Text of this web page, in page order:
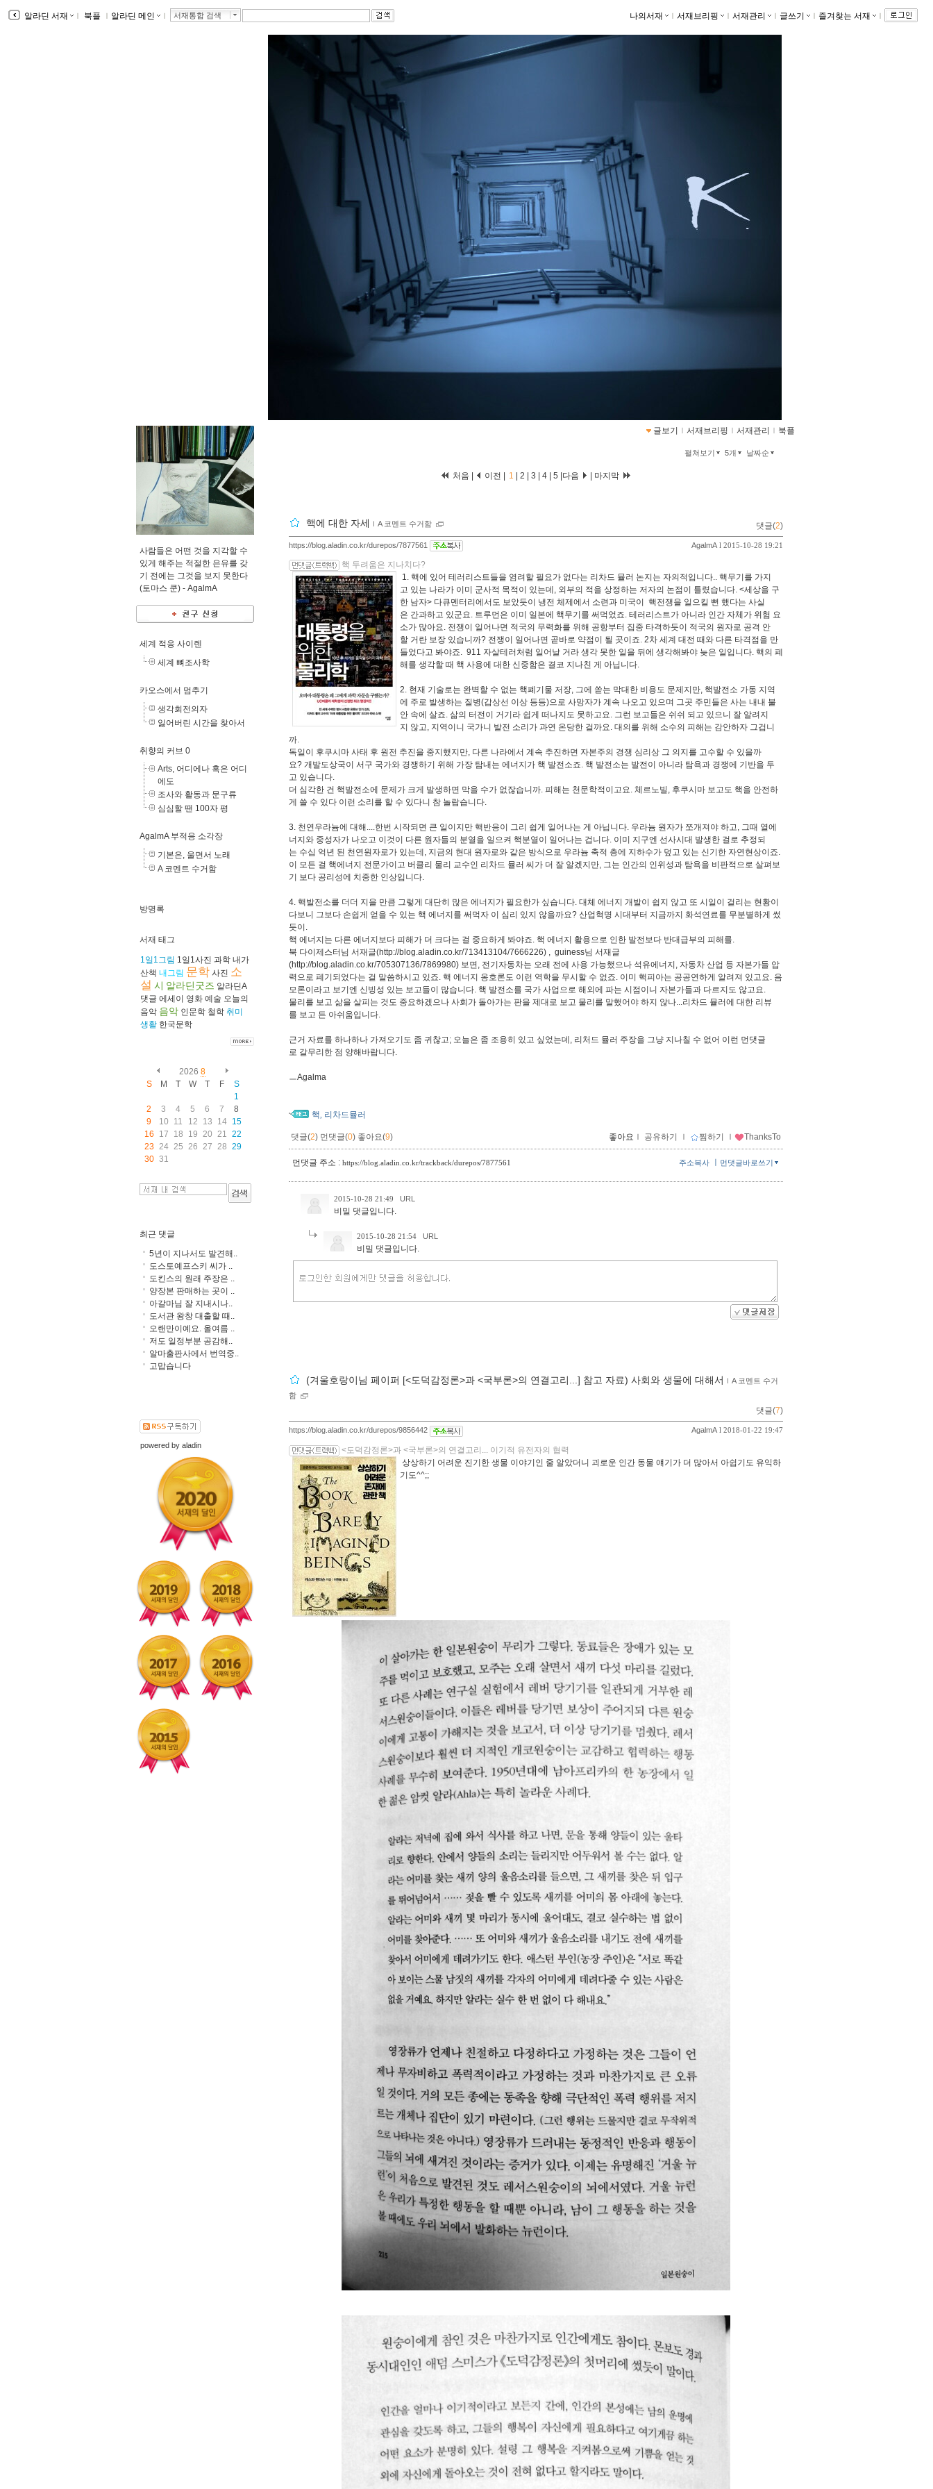
알라딘 서재 ｌ 북플 ｌ 알라딘 메인 ｌ 서재통합 검색 나의서재 ｌ 서재브리핑 ｌ 서재관리 ｌ 글쓰기 ｌ 즐겨찾는 서재 ｌ
글보기 ｌ 서재브리핑 ｌ 서재관리 ｌ 북플
펼쳐보기 5개 날짜순
처음 | 이전 | 1 2 3 4 5 다음 마지막
핵에 대한 자세 ｌ A 코멘트 수거함 댓글(2)
AgalmA l 2015-10-28 19:21
https://blog.aladin.co.kr/durepos/7877561
핵 두려움은 지나치다?
1. 핵에 있어 테러리스트들을 염려할 필요가 없다는 리차드 뮬러 논지는 자의적입니다.. 핵무기를 가지
고 있는 나라가 이미 군사적 목적이 있는데, 외부의 적을 상정하는 저자의 논점이 틀렸습니다. <세상을 구
한 남자> 다큐멘터리에서도 보았듯이 냉전 체제에서 소련과 미국이 핵전쟁을 일으킬 뻔 했다는 사실
은 간과하고 있군요. 트루먼은 이미 일본에 핵무기를 써먹었죠. 테러리스트가 아니라 인간 자체가 위험 요
소가 많아요. 전쟁이 일어나면 적국의 무력화를 위해 공항부터 집중 타격하듯이 적국의 원자로 공격 안
할 거란 보장 있습니까? 전쟁이 일어나면 곧바로 약점이 될 곳이죠. 2차 세계 대전 때와 다른 타격점을 만
들었다고 봐야죠. 911 자살테러처럼 일어날 거라 생각 못한 일을 뒤에 생각해봐야 늦은 일입니다. 핵의 폐
해를 생각할 때 핵 사용에 대한 신중함은 결코 지나친 게 아닙니다.
2. 현재 기술로는 완벽할 수 없는 핵폐기물 저장, 그에 쏟는 막대한 비용도 문제지만, 핵발전소 가동 지역
에 주로 발생하는 질병(갑상선 이상 등등)으로 사망자가 계속 나오고 있으며 그곳 주민들은 사는 내내 불
안 속에 살죠. 삶의 터전이 거기라 쉽게 떠나지도 못하고요. 그런 보고들은 쉬쉬 되고 있으니 잘 알려지
지 않고, 지역이니 국가니 발전 소리가 과연 온당한 걸까요. 대의를 위해 소수의 피해는 감안하자 그겁니
까.
독일이 후쿠시마 사태 후 원전 추진을 중지했지만, 다른 나라에서 계속 추진하면 자본주의 경쟁 심리상 그 의지를 고수할 수 있을까
요? 개발도상국이 서구 국가와 경쟁하기 위해 가장 탐내는 에너지가 핵 발전소죠. 핵 발전소는 발전이 아니라 탐욕과 경쟁에 기반을 두
고 있습니다.
더 심각한 건 핵발전소에 문제가 크게 발생하면 막을 수가 없잖습니까. 피해는 천문학적이고요. 체르노빌, 후쿠시마 보고도 핵을 안전하
게 쓸 수 있다 이런 소리를 할 수 있다니 참 놀랍습니다.
3. 천연우라늄에 대해....한번 시작되면 큰 일이지만 핵반응이 그리 쉽게 일어나는 게 아닙니다. 우라늄 원자가 쪼개져야 하고, 그때 열에
너지와 중성자가 나오고 이것이 다른 원자들의 분열을 일으켜 핵분열이 일어나는 겁니다. 이미 지구엔 선사시대 발생한 걸로 추정되
는 수십 억년 된 천연원자로가 있는데, 지금의 현대 원자로와 같은 방식으로 우라늄 축적 층에 지하수가 덮고 있는 신기한 자연현상이죠.
이 모든 걸 핵에너지 전문가이고 버클리 물리 교수인 리차드 뮬러 씨가 더 잘 알겠지만, 그는 인간의 인위성과 탐욕을 비판적으로 살펴보
기 보다 공리성에 치중한 인상입니다.
4. 핵발전소를 더더 지을 만큼 그렇게 대단히 많은 에너지가 필요한가 싶습니다. 대체 에너지 개발이 쉽지 않고 또 시일이 걸리는 현황이
다보니 그보다 손쉽게 얻을 수 있는 핵 에너지를 써먹자 이 심리 있지 않을까요? 산업혁명 시대부터 지금까지 화석연료를 무분별하게 썼
듯이.
핵 에너지는 다른 에너지보다 피해가 더 크다는 걸 중요하게 봐야죠. 핵 에너지 활용으로 인한 발전보다 반대급부의 피해를.
북 다이제스터님 서재글(http://blog.aladin.co.kr/713413104/7666226) , guiness님 서재글
(http://blog.aladin.co.kr/705307136/7869980) 보면, 전기자동차는 오래 전에 사용 가능했으나 석유에너지, 자동차 산업 등 자본가들 압
력으로 폐기되었다는 걸 말씀하시고 있죠. 핵 에너지 옹호론도 이런 역학을 무시할 수 없죠. 이미 핵피아는 공공연하게 알려져 있고요. 음
모론이라고 보기엔 신빙성 있는 보고들이 많습니다. 핵 발전소를 국가 사업으로 해외에 파는 시점이니 자본가들과 다르지도 않고요.
물리를 보고 삶을 살피는 것도 중요하겠으나 사회가 돌아가는 판을 제대로 보고 물리를 말했어야 하지 않나...리차드 뮬러에 대한 리뷰
를 보고 든 아쉬움입니다.
근거 자료를 하나하나 가져오기도 좀 귀찮고; 오늘은 좀 조용히 있고 싶었는데, 리처드 뮬러 주장을 그냥 지나칠 수 없어 이런 먼댓글
로 갈무리한 점 양해바랍니다.
ㅡAgalma
핵, 리차드뮬러
댓글(2) 먼댓글(0) 좋아요(9) 좋아요 ｌ 공유하기 ｌ 찜하기 ｌ ThanksTo
먼댓글 주소 : https://blog.aladin.co.kr/trackback/durepos/7877561 먼댓글바로쓰기
주소복사
2015-10-28 21:49 URL
비밀 댓글입니다.
2015-10-28 21:54 URL
비밀 댓글입니다.
(겨울호랑이님 페이퍼 [<도덕감정론>과 <국부론>의 연결고리...] 참고 자료) 사회와 생물에 대해서 ｌ A 코멘트 수거
함
댓글(7)
AgalmA l 2018-01-22 19:47
https://blog.aladin.co.kr/durepos/9856442
<도덕감정론>과 <국부론>의 연결고리... 이기적 유전자의 협력
상상하기 어려운 진기한 생물 이야기인 줄 알았더니 괴로운 인간 동물 얘기가 더 많아서 아쉽기도 유익하
기도^^;;
사람들은 어떤 것을 지각할 수
있게 해주는 적절한 은유를 갖
기 전에는 그것을 보지 못한다
(토마스 쿤) - AgalmA
세계 적응 사이렌
세계 뼈조사학
카오스에서 멈추기
생각회전의자
잃어버린 시간을 찾아서
취향의 커브 0
Arts, 어디에나 혹은 어디
에도
조사와 활동과 문구류
심심할 땐 100자 평
AgalmA 부적응 소각장
기본은, 울면서 노래
A 코멘트 수거함
방명록
서재 태그
1일1그림 1일1사진 과학 내가
산책 내그림 문학 사진 소
설 시 알라딘굿즈 알라딘A
댓글 에세이 영화 예술 오늘의
음악 음악 인문학 철학 취미
생활 한국문학
2026 8
S
M T W T F
S
1
2
3 4 5 6 7
8
9
10 11 12 13 14
15
16
17 18 19 20 21 22
23 24 25 26 27 28 29
30 31
최근 댓글
5년이 지나서도 발견해..
도스토예프스키 씨가 ..
도킨스의 원래 주장은 ..
양장본 판매하는 곳이 ..
아갈마님 잘 지내시나..
도서관 왕창 대출할 때..
오랜만이예요. 올여름 ..
저도 일정부분 공감해..
알마출판사에서 번역중..
고맙습니다
powered by aladin